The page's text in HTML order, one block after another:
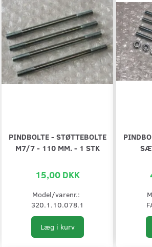
PINDBOLTE - STØTTEBOLTE
M7/7 - 110 MM. - 1 STK
15,00 DKK
Model/varenr.:
320.1.10.078.1
Læg i kurv